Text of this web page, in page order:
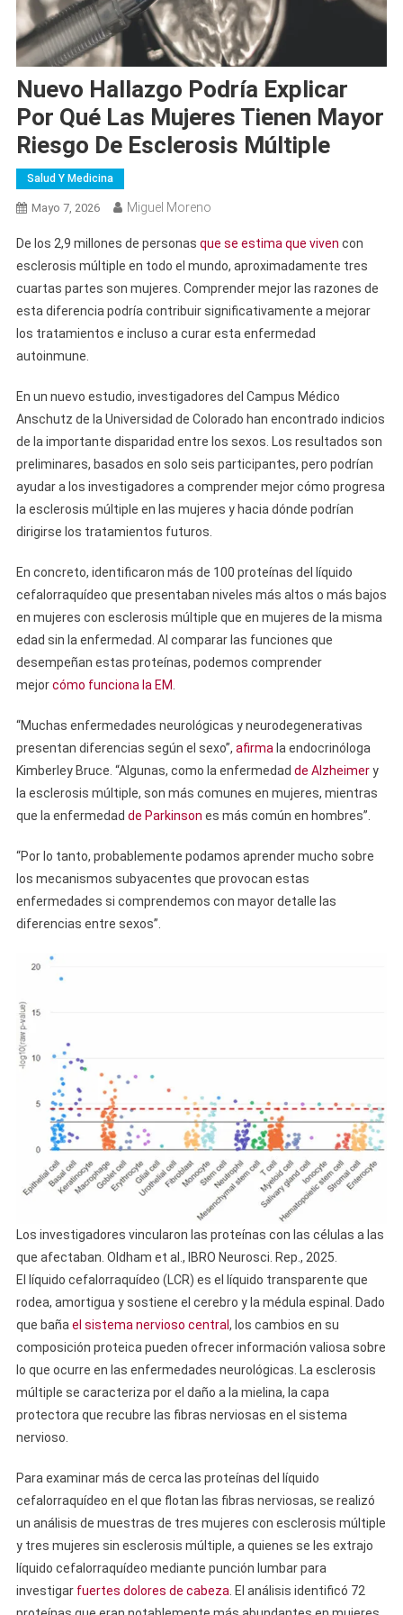
Nuevo Hallazgo Podría Explicar
Por Qué Las Mujeres Tienen Mayor
Riesgo De Esclerosis Múltiple
Salud Y Medicina
Mayo 7, 2026 Miguel Moreno
De los 2,9 millones de personas que se estima que viven con
esclerosis múltiple en todo el mundo, aproximadamente tres
cuartas partes son mujeres. Comprender mejor las razones de
esta diferencia podría contribuir significativamente a mejorar
los tratamientos e incluso a curar esta enfermedad
autoinmune.
En un nuevo estudio, investigadores del Campus Médico
Anschutz de la Universidad de Colorado han encontrado indicios
de la importante disparidad entre los sexos. Los resultados son
preliminares, basados ​​en solo seis participantes, pero podrían
ayudar a los investigadores a comprender mejor cómo progresa
la esclerosis múltiple en las mujeres y hacia dónde podrían
dirigirse los tratamientos futuros.
En concreto, identificaron más de 100 proteínas del líquido
cefalorraquídeo que presentaban niveles más altos o más bajos
en mujeres con esclerosis múltiple que en mujeres de la misma
edad sin la enfermedad. Al comparar las funciones que
desempeñan estas proteínas, podemos comprender
mejorcómo funciona la EM
“Muchas enfermedades neurológicas y neurodegenerativas
presentan diferencias según el sexo”, afirma la endocrinóloga
Kimberley Bruce. “Algunas, como la enfermedad de Alzheimery
la esclerosis múltiple, son más comunes en mujeres, mientras
que la enfermedad de Parkinson es más común en hombres”.
“Por lo tanto, probablemente podamos aprender mucho sobre
los mecanismos subyacentes que provocan estas
enfermedades si comprendemos con mayor detalle las
diferencias entre sexos”.
Los investigadores vincularon las proteínas con las células a las
que afectaban. Oldham et al., IBRO Neurosci. Rep., 2025.
El líquido cefalorraquídeo (LCR) es el líquido transparente que
rodea, amortigua y sostiene el cerebro y la médula espinal. Dado
que baña el sistema nervioso central , los cambios en su
composición proteica pueden ofrecer información valiosa sobre
lo que ocurre en las enfermedades neurológicas. La esclerosis
múltiple se caracteriza por el daño a la mielina, la capa
protectora que recubre las fibras nerviosas en el sistema
nervioso.
Para examinar más de cerca las proteínas del líquido
cefalorraquídeo en el que flotan las fibras nerviosas, se realizó
un análisis de muestras de tres mujeres con esclerosis múltiple
y tres mujeres sin esclerosis múltiple, a quienes se les extrajo
líquido cefalorraquídeo mediante punción lumbar para
investigar fuertes dolores de cabeza . El análisis identificó 72